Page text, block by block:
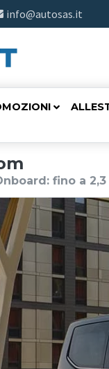
info@autosas.it
fino a